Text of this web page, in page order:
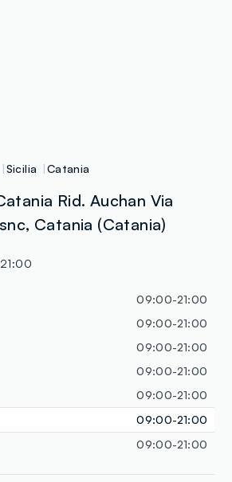
Sicilia Catania
Rid. Auchan Via
Catania (Catania)
09:00-21:00
09:00-21:00
09:00-21:00
09:00-21:00
09:00-21:00
09:00-21:00
09:00-21:00